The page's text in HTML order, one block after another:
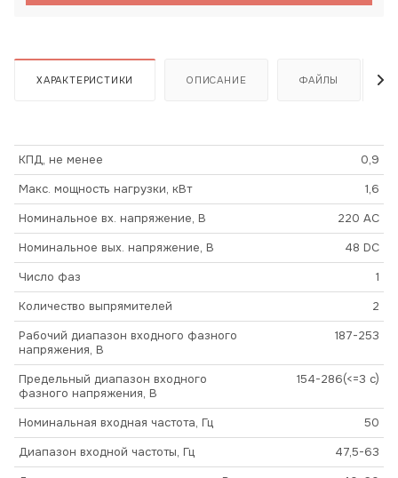
ХАРАКТЕРИСТИКИ ОПИСАНИЕ ФАЙЛЫ
КПД, не менее
0,9
Макс. мощность нагрузки, кВт
1,6
Номинальное вх. напряжение, В
220 AC
Номинальное вых. напряжение, В
48 DC
Число фаз
1
Количество выпрямителей
2
Рабочий диапазон входного фазного
напряжения, В
187-253
Предельный диапазон входного
фазного напряжения, В
154-286(<=3 c)
Номинальная входная частота, Гц
50
Диапазон входной частоты, Гц
47,5-63